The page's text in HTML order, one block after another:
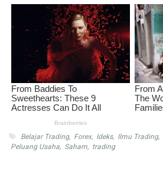
Belajar Trading, Forex, Ideks, Ilmu Trading,
Peluang Usaha, Saham, trading